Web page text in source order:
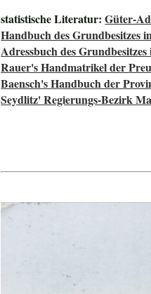
statistische Literatur:Güter-
Handbuch des Grundbesitzes
Adressbuch des
Rauer's Handmatrikel der
Baensch's Handbuch der
Seydlitz' Regierungs-Bezirk